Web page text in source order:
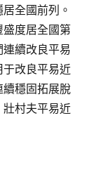
全國前列。
度居全國第
續改良平易
改良平易近
穩固拓展脫
村夫平易近